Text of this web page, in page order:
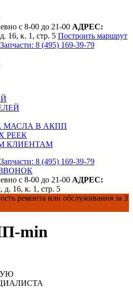
с 8-00 до 21-00 АДРЕС:
16, к. 1, стр. 5 Построить маршрут
Запчасти: 8 (495) 169-39-79
МАСЛА В АКПП
РЕЕК
КЛИЕНТАМ
Запчасти: 8 (495) 169-39-79
с 8-00 до 21-00 АДРЕС:
д. 16, к. 1, стр. 5
ремонта или обслуживания за 3
min